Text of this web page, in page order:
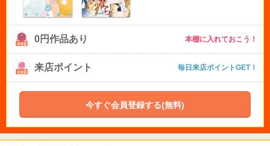
0円作品あり 本棚に入れておこう！
来店ポイント 毎日来店ポイントGET！
今すぐ会員登録する(無料)